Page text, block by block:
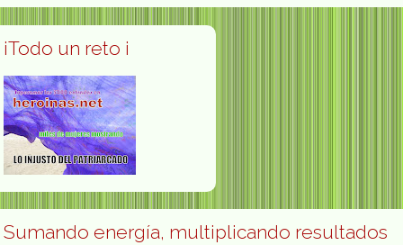
¡Todo un reto ¡
Sumando energía, multiplicando resultados